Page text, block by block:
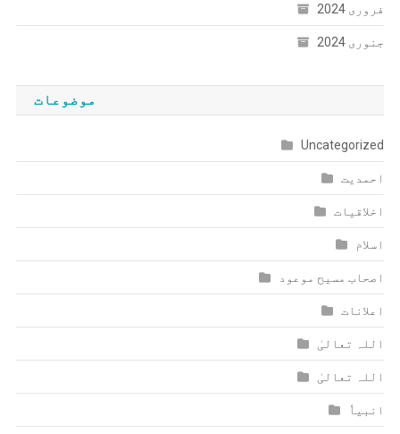
فروری 2024
جنوری 2024
موضوعات
Uncategorized
احمدیت
اخلاقیات
اسلام
اصحاب مسیح موعود
اعلانات
اللہ تعالیٰ
اللہ تعالیٰ
انبیاٗ